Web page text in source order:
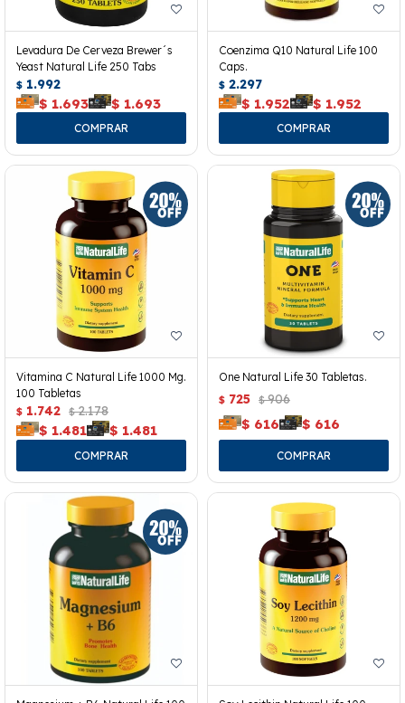
Levadura De Cerveza Brewer´s
Yeast Natural Life 250 Tabs
$ 1.992
$ 1.693 $ 1.693
Coenzima Q10 Natural Life 100
Caps.
$ 2.297
$ 1.952 $ 1.952
Vitamina C Natural Life 1000 Mg.
100 Tabletas
$ 1.742 $ 2.178
$ 1.481 $ 1.481
One Natural Life 30 Tabletas.
$ 725 $ 906
$ 616 $ 616